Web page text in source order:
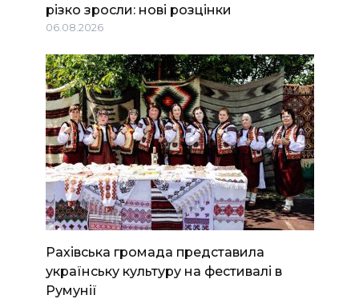
різко зросли: нові розцінки
06.08.2026
Рахівська громада представила
українську культуру на фестивалі в
Румунії